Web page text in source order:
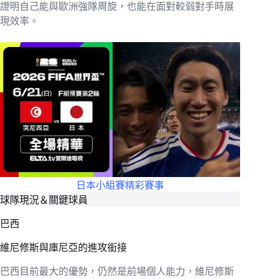
證明自己能與歐洲強隊周旋，也能在面對較弱對手時展
現效率。
日本小組賽精彩賽事
球隊現況＆關鍵球員
巴西
維尼修斯與庫尼亞的進攻銜接
巴西目前最大的優勢，仍然是前場個人能力，維尼修斯